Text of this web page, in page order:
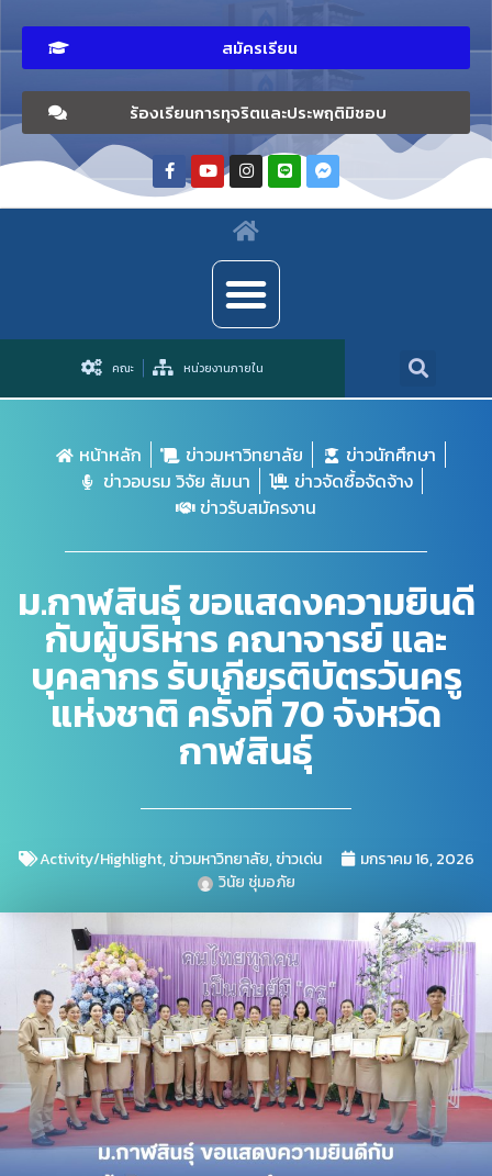
สมัครเรียน
ร้องเรียนการทุจริตและประพฤติมิชอบ
คณะ หน่วยงานภายใน
หน้าหลัก ข่าวมหาวิทยาลัย
ข่าวนักศึกษา
ข่าวอบรม วิจัย สัมนา
ข่าวจัดซื้อจัดจ้าง
ข่าวรับสมัครงาน
ม.กาฬสินธุ์ ขอแสดงความยินดี
กับผู้บริหาร คณาจารย์ และ
บุคลากร รับเกียรติบัตรวันครู
แห่งชาติ ครั้งที่ 70 จังหวัด
กาฬสินธุ์
Activity/Highlight,ข่าวมหาวิทยาลัย,ข่าวเด่น
มกราคม 16, 2026
วินัย ชุ่มอภัย